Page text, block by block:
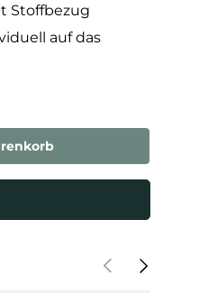
Stoffbezug
auf das
VorherigeNächste